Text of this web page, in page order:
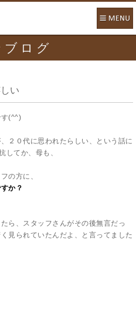
ログ
い
(^^)
２０代に思われたらしい、という話に
してか、母も、
の方に、
か？
ら、スタッフさんがその後無言だっ
見られていたんだよ、と言ってました